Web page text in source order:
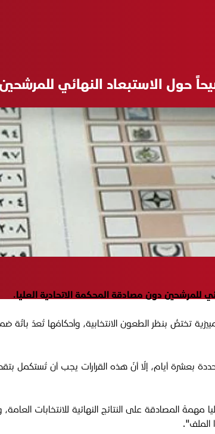
حول الاستبعاد النهائي
للمرشحين دون مصادقة المحكمة الاتحادية العليا.
تختصُّ بنظر الطعون الانتخابية، وأحكامُها تُعدّ باتّة ضمن
بعشرة أيام، إلّا أنّ هذه القرارات يجب أن تُستكمل
الاتحادية العليا مهمةَ المصادقة على النتائج النهائية
الملف".